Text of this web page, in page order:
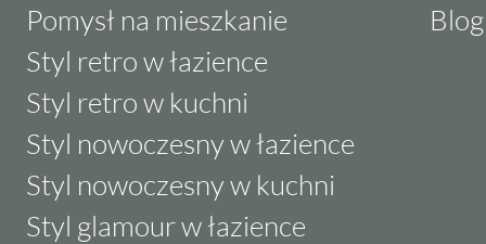
Pomysł na mieszkanie
Styl retro w łazience
Styl retro w kuchni
Styl nowoczesny w łazience
Styl nowoczesny w kuchni
Styl glamour w łazience
Blog